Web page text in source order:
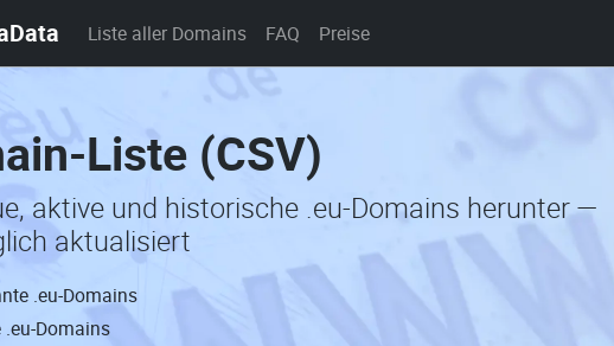
Liste aller Domains FAQ Preise
Liste (CSV)
aktive und historische .eu-Domains herunter —
aktualisiert
.eu-Domains
Domains